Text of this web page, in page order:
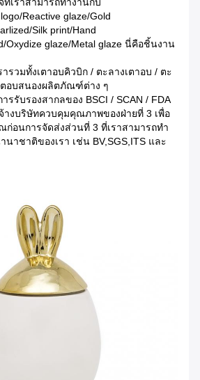
ที่เราสามารถทํางานกับ
Reactive glaze/Gold
Silk print/Hand
Oxydize glaze/Metal glaze นี่คือชิ้นงาน
ารวมทั้งเตาอบคิวบิก / ตะลางเตาอบ / ตะ
ตอบสนองผลิตภัณฑ์ต่าง ๆ
รรับรองสากลของ BSCI / SCAN / FDA
างบริษัทควบคุมคุณภาพของฝ่ายที่ 3 เพื่อ
ก่อนการจัดส่งส่วนที่ 3 ที่เราสามารถทํา
าชาติของเรา เช่น BV,SGS,ITS และ